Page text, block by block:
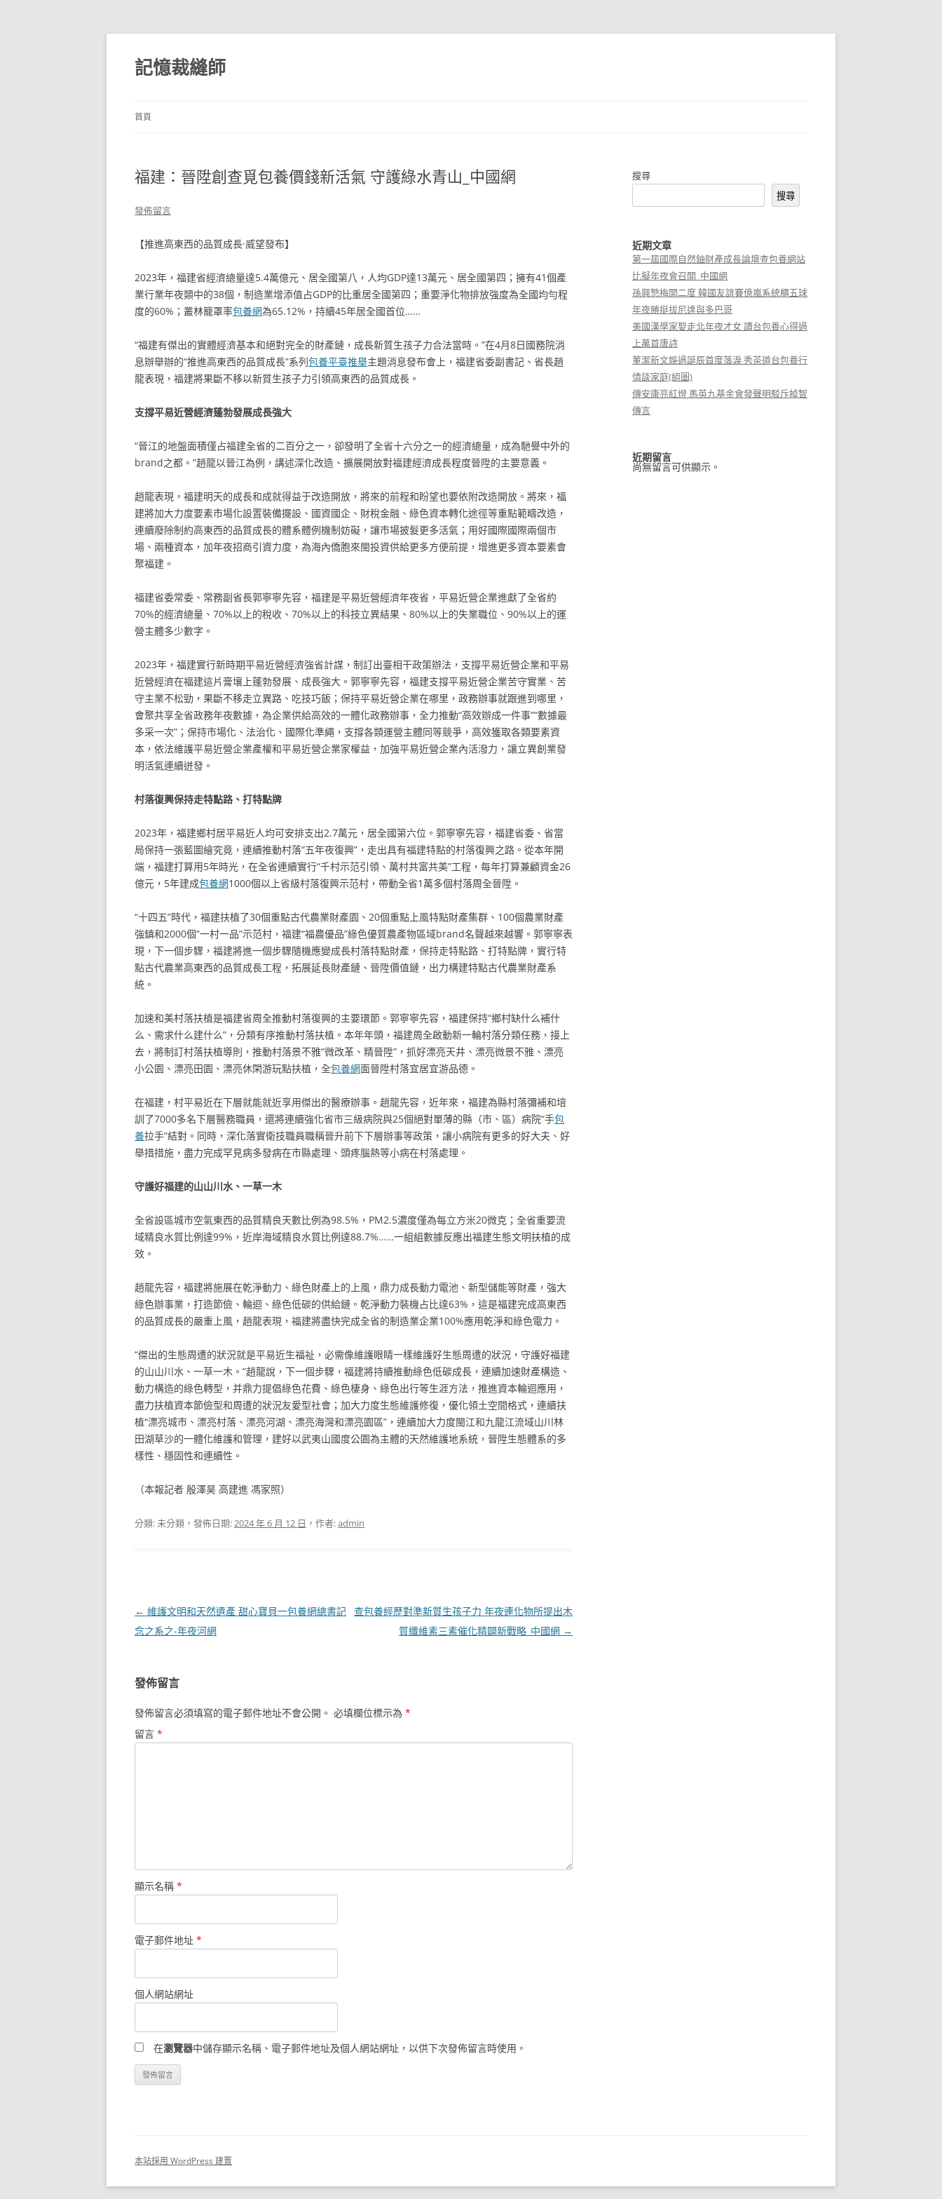
跳
主
要
內
記憶裁縫師
首頁
福建：晉陞創查覓包養價錢新活氣 守護綠水青山_中國網
發佈留言
【推進高東西的品質成長·威望發布】
2023年，福建省經濟總量達5.4萬億元、居全國第八，人均GDP達13萬元、居全國第四；擁有41個產
業行業年夜類中的38個，制造業增添值占GDP的比重居全國第四；重要淨化物排放強度為全國均勻程
度的60%；叢林籠罩率包養網為65.12%，持續45年居全國首位……
“福建有傑出的實體經濟基本和絕對完全的財產鏈，成長新質生孩子力合法當時。”在4月8日國務院消
息辦舉辦的“推進高東西的品質成長”系列包養平臺推舉主題消息發布會上，福建省委副書記、省長趙
龍表現，福建將果斷不移以新質生孩子力引領高東西的品質成長。
支撐平易近營經濟蓬勃發展成長強大
“晉江的地盤面積僅占福建全省的二百分之一，卻發明了全省十六分之一的經濟總量，成為馳譽中外的
brand之都。”趙龍以晉江為例，講述深化改造、擴展開放對福建經濟成長程度晉陞的主要意義。
趙龍表現，福建明天的成長和成就得益于改造開放，將來的前程和盼望也要依附改造開放。將來，福
建將加大力度要素市場化設置裝備擺設、國資國企、財稅金融、綠色資本轉化途徑等重點範疇改造，
連續廢除制約高東西的品質成長的體系體例機制妨礙，讓市場披髮更多活氣；用好國際國際兩個市
場、兩種資本，加年夜招商引資力度，為海內僑胞來閩投資供給更多方便前提，增進更多資本要素會
聚福建。
福建省委常委、常務副省長郭寧寧先容，福建是平易近營經濟年夜省，平易近營企業進獻了全省約
70%的經濟總量、70%以上的稅收、70%以上的科技立異結果、80%以上的失業職位、90%以上的運
營主體多少數字。
2023年，福建實行新時期平易近營經濟強省計謀，制訂出臺相干政策辦法，支撐平易近營企業和平易
近營經濟在福建這片膏壤上蓬勃發展、成長強大。郭寧寧先容，福建支撐平易近營企業苦守實業、苦
守主業不松勁，果斷不移走立異路、吃技巧飯；保持平易近營企業在哪里，政務辦事就跟進到哪里，
會聚共享全省政務年夜數據，為企業供給高效的一體化政務辦事，全力推動“高效辦成一件事”“數據最
多采一次”；保持市場化、法治化、國際化準繩，支撐各類運營主體同等競爭，高效獲取各類要素資
本，依法維護平易近營企業產權和平易近營企業家權益，加強平易近營企業內活潑力，讓立異創業發
明活氣連續迸發。
村落復興保持走特點路、打特點牌
2023年，福建鄉村居平易近人均可安排支出2.7萬元，居全國第六位。郭寧寧先容，福建省委、省當
局保持一張藍圖繪究竟，連續推動村落“五年夜復興”，走出具有福建特點的村落復興之路。從本年開
端，福建打算用5年時光，在全省連續實行“千村示范引領、萬村共富共美”工程，每年打算兼顧資金26
億元，5年建成包養網1000個以上省級村落復興示范村，帶動全省1萬多個村落周全晉陞。
“十四五”時代，福建扶植了30個重點古代農業財產園、20個重點上風特點財產集群、100個農業財產
強鎮和2000個“一村一品”示范村，福建“福農優品”綠色優質農產物區域brand名聲越來越響。郭寧寧表
現，下一個步驟，福建將進一個步驟隨機應變成長村落特點財產，保持走特點路、打特點牌，實行特
點古代農業高東西的品質成長工程，拓展延長財產鏈、晉陞價值鏈，出力構建特點古代農業財產系
統。
加速和美村落扶植是福建省周全推動村落復興的主要環節。郭寧寧先容，福建保持“鄉村缺什么補什
么、需求什么建什么”，分類有序推動村落扶植。本年年頭，福建周全啟動新一輪村落分類任務，接上
去，將制訂村落扶植導則，推動村落景不雅“微改革、精晉陞”，抓好漂亮天井、漂亮微景不雅、漂亮
小公園、漂亮田園、漂亮休閑游玩點扶植，全包養網面晉陞村落宜居宜游品德。
在福建，村平易近在下層就能就近享用傑出的醫療辦事。趙龍先容，近年來，福建為縣村落彌補和培
訓了7000多名下層醫務職員，還將連續強化省市三級病院與25個絕對單薄的縣（市、區）病院“手包
養拉手”結對。同時，深化落實衛技職員職稱晉升前下下層辦事等政策，讓小病院有更多的好大夫、好
舉措措施，盡力完成罕見病多發病在市縣處理、頭疼腦熱等小病在村落處理。
守護好福建的山山川水、一草一木
全省設區城市空氣東西的品質精良天數比例為98.5%，PM2.5濃度僅為每立方米20微克；全省重要流
域精良水質比例達99%，近岸海域精良水質比例達88.7%……一組組數據反應出福建生態文明扶植的成
效。
趙龍先容，福建將施展在乾淨動力、綠色財產上的上風，鼎力成長動力電池、新型儲能等財產，強大
綠色辦事業，打造節儉、輪迴、綠色低碳的供給鏈。乾淨動力裝機占比達63%，這是福建完成高東西
的品質成長的嚴重上風，趙龍表現，福建將盡快完成全省的制造業企業100%應用乾淨和綠色電力。
“傑出的生態周遭的狀況就是平易近生福祉，必需像維護眼睛一樣維護好生態周遭的狀況，守護好福建
的山山川水、一草一木。”趙龍說，下一個步驟，福建將持續推動綠色低碳成長，連續加速財產構造、
動力構造的綠色轉型，并鼎力提倡綠色花費、綠色棲身、綠色出行等生涯方法，推進資本輪迴應用，
盡力扶植資本節儉型和周遭的狀況友愛型社會；加大力度生態維護修復，優化領土空間格式，連續扶
植“漂亮城市、漂亮村落、漂亮河湖、漂亮海灣和漂亮園區”，連續加大力度閩江和九龍江流域山川林
田湖草沙的一體化維護和管理，建好以武夷山國度公園為主體的天然維護地系統，晉陞生態體系的多
樣性、穩固性和連續性。
（本報記者 殷澤昊 高建進 馮家照）
分類: 未分類，發佈日期:2024 年 6 月 12 日 ，作者:admin
文
章
← 維護文明和天然遺產 甜心寶貝一包養網總書記
念之系之-年夜河網
查包養經歷對準新質生孩子力 年夜連化物所提出木
質纖維素三素催化精闢新戰略_中國網 →
發佈留言
發佈留言必須填寫的電子郵件地址不會公開。 必填欄位標示為 *
留言 *
顯示名稱 *
電子郵件地址 *
個人網站網址
在瀏覽器中儲存顯示名稱、電子郵件地址及個人網站網址，以供下次發佈留言時使用。
搜尋
搜尋
近期文章
第一屆國際自然鈾財產成長論壇查包養網站
比擬年夜會召開_中國網
孫興慜梅開二度 韓國友誼賽億嵐系統櫃五球
年夜勝挺拔尼達與多巴哥
美國漢學家娶走北年夜才女 讀台包養心得過
上萬首唐詩
董潔新文娛過誕辰首度落淚 秀茶道台包養行
情談家庭(組圖)
傳安康亮紅燈 馬英九基金會發聲明駁斥掉智
傳言
近期留言
尚無留言可供顯示。
本站採用 WordPress 建置